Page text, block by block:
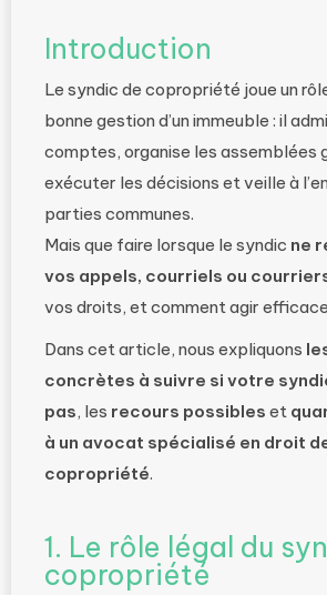
Introduction
Le syndic de copropriété joue un
bonne gestion d’un immeuble : il
comptes, organise les assemblées
exécuter les décisions et veille à
parties communes.
Mais que faire lorsque le syndic ne
vos appels, courriels ou
vos droits, et comment agir
Dans cet article, nous expliquons
concrètes à suivre si votre
pas, les recours possibles et
à un avocat spécialisé en droit
copropriété.
1. Le rôle légal du
copropriété